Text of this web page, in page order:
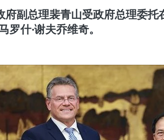
府副总理裴青山受政府总理委
罗什·谢夫乔维奇。